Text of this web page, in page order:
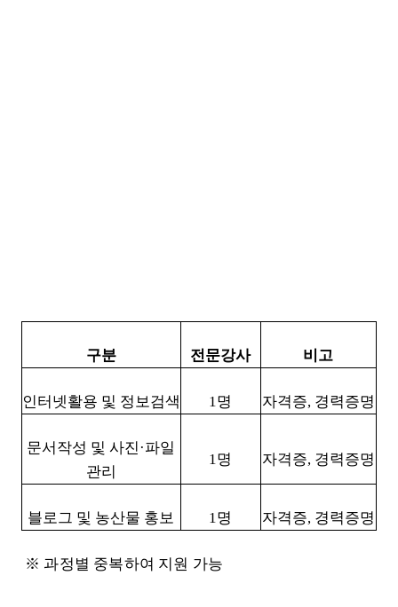
구분 전문강사 비고
인터넷활용 및 정보검색 1명 자격증, 경력증명
문서작성 및 사진·파일
관리
1명 자격증, 경력증명
블로그 및 농산물 홍보 1명 자격증, 경력증명
※ 과정별 중복하여 지원 가능